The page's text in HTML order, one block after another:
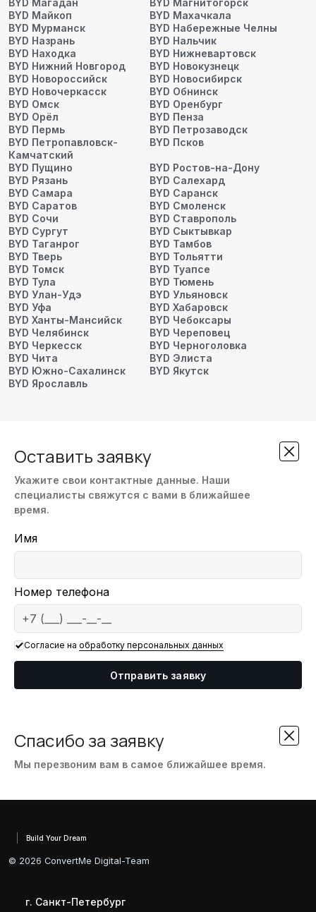
BYD Магадан
BYD Магнитогорск
BYD Майкоп
BYD Махачкала
BYD Мурманск
BYD Набережные Челны
BYD Назрань
BYD Нальчик
BYD Находка
BYD Нижневартовск
BYD Нижний Новгород
BYD Новокузнецк
BYD Новороссийск
BYD Новосибирск
BYD Новочеркасск
BYD Обнинск
BYD Омск
BYD Оренбург
BYD Орёл
BYD Пенза
BYD Пермь
BYD Петрозаводск
BYD Петропавловск-
Камчатский
BYD Псков
BYD Пущино
BYD Ростов-на-Дону
BYD Рязань
BYD Салехард
BYD Самара
BYD Саранск
BYD Саратов
BYD Смоленск
BYD Сочи
BYD Ставрополь
BYD Сургут
BYD Сыктывкар
BYD Таганрог
BYD Тамбов
BYD Тверь
BYD Тольятти
BYD Томск
BYD Туапсе
BYD Тула
BYD Тюмень
BYD Улан-Удэ
BYD Ульяновск
BYD Уфа
BYD Хабаровск
BYD Ханты-Мансийск
BYD Чебоксары
BYD Челябинск
BYD Череповец
BYD Черкесск
BYD Черноголовка
BYD Чита
BYD Элиста
BYD Южно-Сахалинск
BYD Якутск
BYD Ярославль
Оставить заявку
Укажите свои контактные данные. Наши
специалисты свяжутся с вами в ближайшее
время.
Email
Имя
Номер телефона
Согласие на обработку персональных данных
Отправить заявку
Спасибо за заявку
Мы перезвоним вам в самое ближайшее время.
Build Your Dream
© 2026 ConvertMe Digital-Team
г. Санкт-Петербург